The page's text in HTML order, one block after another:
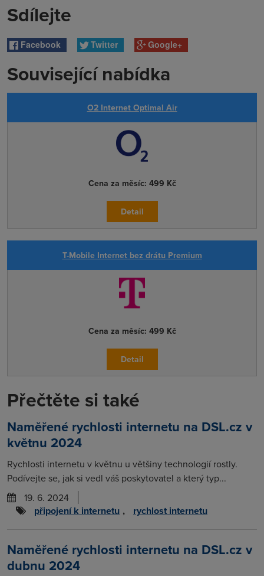
Sdílejte
Facebook Twitter Google+
Související nabídka
O2 Internet Optimal Air
Cena za měsíc: 499 Kč
Detail
T-Mobile Internet bez drátu Premium
Cena za měsíc: 499 Kč
Detail
Přečtěte si také
Naměřené rychlosti internetu na DSL.cz v
květnu 2024
Rychlosti internetu v květnu u většiny technologií rostly.
Podívejte se, jak si vedl váš poskytovatel a který typ...
19. 6. 2024
připojení k internetu , rychlost internetu
Naměřené rychlosti internetu na DSL.cz v
dubnu 2024